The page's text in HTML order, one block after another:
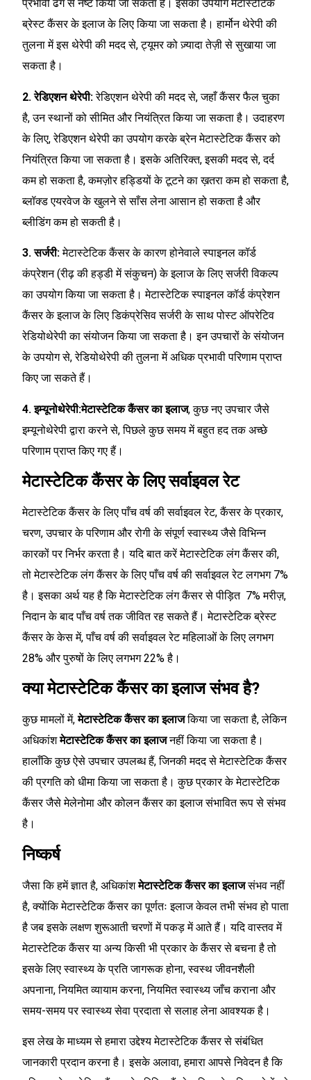
प्रभावी ढंग से नष्ट किया जा सकता है। इसका उपयोग मेटास्टेटिक
ब्रेस्ट कैंसर के इलाज के लिए किया जा सकता है। हार्मोन थेरेपी की
तुलना में इस थेरेपी की मदद से, ट्यूमर को ज़्यादा तेज़ी से सुखाया जा
सकता है।
2. रेडिएशन थेरेपी:रेडिएशन थेरेपी की मदद से, जहाँ कैंसर फैल चुका
है, उन स्थानों को सीमित और नियंत्रित किया जा सकता है। उदाहरण
के लिए, रेडिएशन थेरेपी का उपयोग करके ब्रेन मेटास्टेटिक कैंसर को
नियंत्रित किया जा सकता है। इसके अतिरिक्त, इसकी मदद से, दर्द
कम हो सकता है, कमज़ोर हड्डियों के टूटने का ख़तरा कम हो सकता है,
ब्लॉक्ड एयरवेज के खुलने से साँस लेना आसान हो सकता है और
ब्लीडिंग कम हो सकती है।
3. सर्जरी:मेटास्टेटिक कैंसर के कारण होनेवाले स्पाइनल कॉर्ड
कंप्रेशन (रीढ़ की हड्डी में संकुचन) के इलाज के लिए सर्जरी विकल्प
का उपयोग किया जा सकता है। मेटास्टेटिक स्पाइनल कॉर्ड कंप्रेशन
कैंसर के इलाज के लिए डिकंप्रेसिव सर्जरी के साथ पोस्ट ऑपरेटिव
रेडियोथेरेपी का संयोजन किया जा सकता है। इन उपचारों के संयोजन
के उपयोग से, रेडियोथेरेपी की तुलना में अधिक प्रभावी परिणाम प्राप्त
किए जा सकते हैं।
4. इम्यूनोथेरेपी:मेटास्टेटिक कैंसर का इलाज, कुछ नए उपचार जैसे
इम्यूनोथेरेपी द्वारा करने से, पिछले कुछ समय में बहुत हद तक अच्छे
परिणाम प्राप्त किए गए हैं।
मेटास्टेटिक कैंसर के लिए सर्वाइवल रेट
मेटास्टेटिक कैंसर के लिए पाँच वर्ष की सर्वाइवल रेट, कैंसर के प्रकार,
चरण, उपचार के परिणाम और रोगी के संपूर्ण स्वास्थ्य जैसे विभिन्न
कारकों पर निर्भर करता है। यदि बात करें मेटास्टेटिक लंग कैंसर की,
तो मेटास्टेटिक लंग कैंसर के लिए पाँच वर्ष की सर्वाइवल रेट लगभग 7%
है। इसका अर्थ यह है कि मेटास्टेटिक लंग कैंसर से पीड़ित 7% मरीज़,
निदान के बाद पाँच वर्ष तक जीवित रह सकते हैं। मेटास्टेटिक ब्रेस्ट
कैंसर के केस में, पाँच वर्ष की सर्वाइवल रेट महिलाओं के लिए लगभग
28% और पुरुषों के लिए लगभग 22% है।
क्या मेटास्टेटिक कैंसर का इलाज संभव है?
कुछ मामलों में,मेटास्टेटिक कैंसर का इलाजकिया जा सकता है, लेकिन
अधिकांशमेटास्टेटिक कैंसर का इलाजनहीं किया जा सकता है।
हालाँकि कुछ ऐसे उपचार उपलब्ध हैं, जिनकी मदद से मेटास्टेटिक कैंसर
की प्रगति को धीमा किया जा सकता है। कुछ प्रकार के मेटास्टेटिक
कैंसर जैसे मेलेनोमा और कोलन कैंसर का इलाज संभावित रूप से संभव
है।
निष्कर्ष
जैसा कि हमें ज्ञात है, अधिकांशमेटास्टेटिक कैंसर का इलाजसंभव नहीं
है, क्योंकि मेटास्टेटिक कैंसर का पूर्णतः इलाज केवल तभी संभव हो पाता
है जब इसके लक्षण शुरूआती चरणों में पकड़ में आते हैं। यदि वास्तव में
मेटास्टेटिक कैंसर या अन्य किसी भी प्रकार के कैंसर से बचना है तो
इसके लिए स्वास्थ्य के प्रति जागरूक होना, स्वस्थ जीवनशैली
अपनाना, नियमित व्यायाम करना, नियमित स्वास्थ्य जाँच कराना और
समय-समय पर स्वास्थ्य सेवा प्रदाता से सलाह लेना आवश्यक है।
इस लेख के माध्यम से हमारा उद्देश्य मेटास्टेटिक कैंसर से संबंधित
जानकारी प्रदान करना है। इसके अलावा, हमारा आपसे निवेदन है कि